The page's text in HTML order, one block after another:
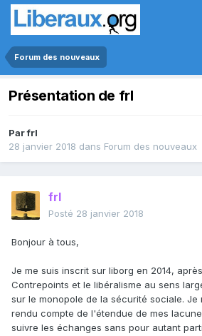
Forum des nouveaux
Présentation de frl
Parfrl
28 janvier 2018 dans Forum des nouveaux
frl
Posté 28 janvier 2018
Bonjour à tous,
Je me suis inscrit sur liborg en 2014,
Contrepoints et le libéralisme au sens
sur le monopole de la sécurité sociale. Je
rendu compte de l'étendue de mes
suivre les échanges sans pour autant